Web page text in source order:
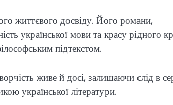
життєвого досвіду. Його романи,
української мови та красу рідного
підтекстом.
живе й досі, залишаючи слід в
української літератури.